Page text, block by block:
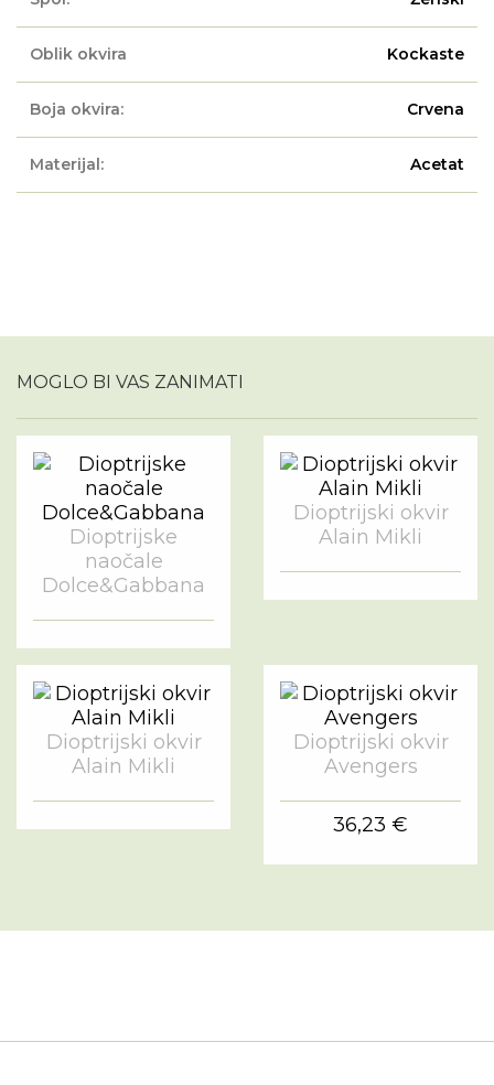
Oblik okvira Kockaste
Boja okvira: Crvena
Materijal: Acetat
MOGLO BI VAS ZANIMATI
Dioptrijske
naočale
Dolce&Gabbana
Dioptrijski okvir
Alain Mikli
Dioptrijski okvir
Alain Mikli
Dioptrijski okvir
Avengers
36,23 €